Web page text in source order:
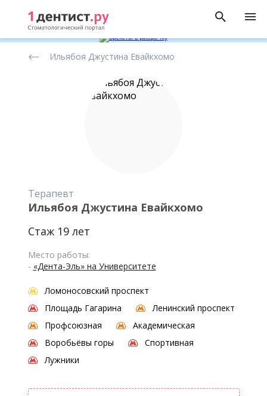
стоматологов
Ильябоя Джустина Евайкхомо
Терапевт
Ильябоя Джустина Евайкхомо
Стаж 19 лет
Место работы:
- «Дента-Эль» на Университете
Ломоносовский проспект
Площадь Гагарина
Ленинский проспект
Профсоюзная
Академическая
Воробьёвы горы
Спортивная
Лужники